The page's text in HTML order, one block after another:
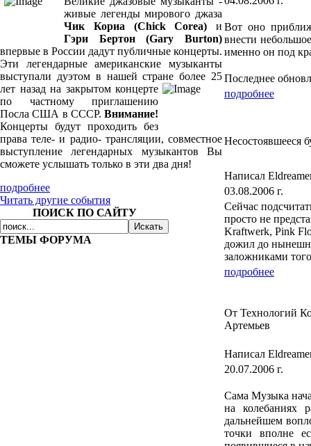
живые легенды мирового джаза
Чик Кориа (Chick Corea) и
Гэри Бертон (Gary Burton)
впервые в России дадут публичные концерты.
Эти легендарные американские музыканты
выступали дуэтом в нашей стране более 25
лет назад на закрытом концерте
по частному приглашению
Посла США в СССР. Внимание!
Концерты будут проходить без
права теле- и радио- трансляции, совместное
выступление легендарных музыкантов Вы
сможете услышать только в эти два дня!
подробнее
Читать другие события
ПОИСК ПО САЙТУ
ТЕМЫ ФОРУМА
Вот оно
внести
именно он под
Последнее
подробнее
Несостоявшееся
Написал
03.08.2006 г.
Сейчас
просто не
Kraftwerk, Pink
дожил до
заложниками
подробнее
От Технологий
Артемьев
Написал
20.07.2006 г.
Сама Музыка
на колебаниях
дальнейшем
точки вполне